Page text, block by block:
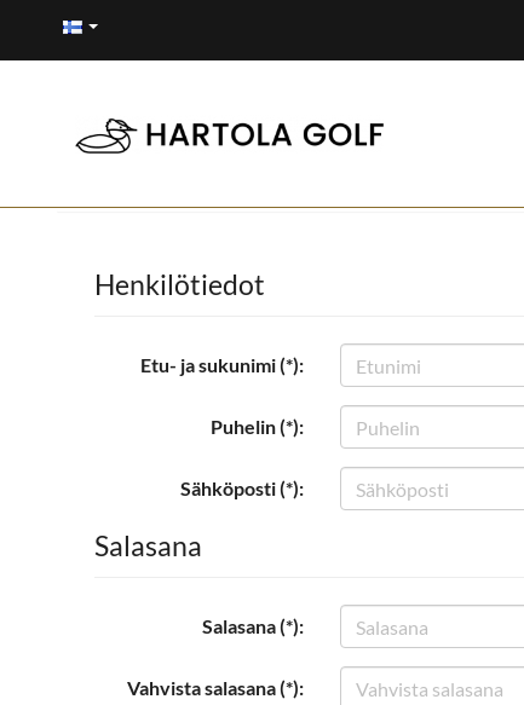
Henkilötiedot
Etu- ja sukunimi (*):
Puhelin (*):
Sähköposti (*):
Salasana
Salasana (*):
Vahvista salasana (*):